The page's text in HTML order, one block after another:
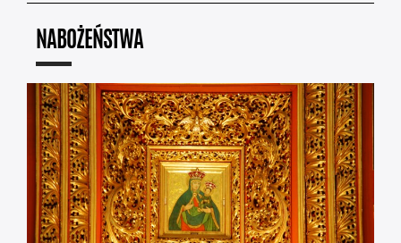
NABOŻEŃSTWA